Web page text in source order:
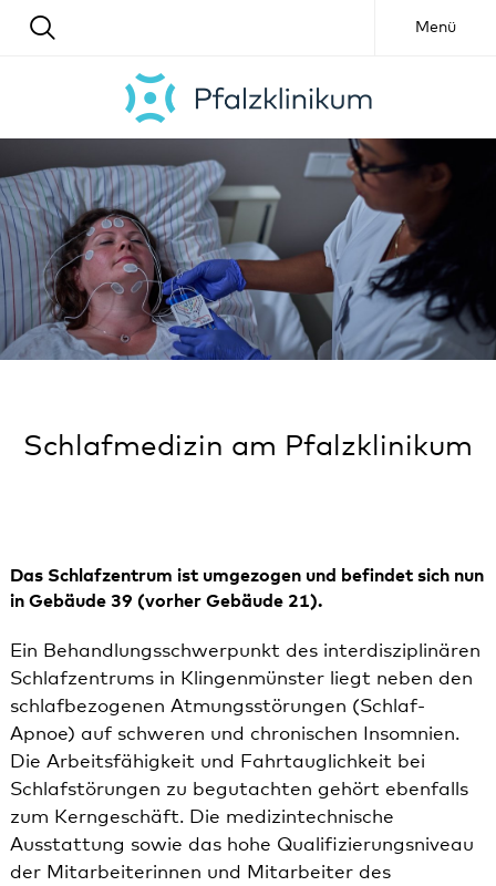
Menü
Schlafmedizin am Pfalzklinikum
Das Schlafzentrum ist umgezogen und befindet sich nun
in Gebäude 39 (vorher Gebäude 21).
Ein Behandlungsschwerpunkt des interdisziplinären
Schlafzentrums in Klingenmünster liegt neben den
schlafbezogenen Atmungsstörungen (Schlaf-
Apnoe) auf schweren und chronischen Insomnien.
Die Arbeitsfähigkeit und Fahrtauglichkeit bei
Schlafstörungen zu begutachten gehört ebenfalls
zum Kerngeschäft. Die medizintechnische
Ausstattung sowie das hohe Qualifizierungsniveau
der Mitarbeiterinnen und Mitarbeiter des